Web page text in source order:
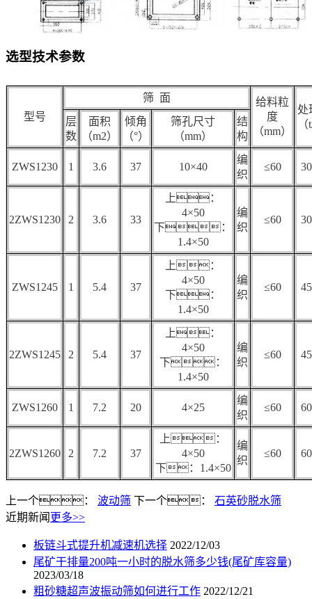
选型技术参数
型号
筛 面
给料粒
度
（mm）
处
层
数
面积
（m2）
倾角
（°）
筛孔尺寸
（mm）
结
构
ZWS1230 1 3.6 37 10×40
编
织
≤60
2ZWS1230 2 3.6 33
上：
4×50
下：
1.4×50
编
织
≤60
ZWS1245 1 5.4 37
上：
4×50
下：
1.4×50
编
织
≤60
2ZWS1245 2 5.4 37
上：
4×50
下：
1.4×50
编
织
≤60
ZWS1260 1 7.2 20 4×25
编
织
≤60
2ZWS1260 2 7.2 37
上：
4×50
下：1.4×50
编
织
≤60
上一个： 波动筛 下一个： 石英砂脱水筛
近期新闻 更多>>
板链斗式提升机减速机选择 2022/12/03
尾矿干排量200吨一小时的脱水筛多少钱(尾矿库容量)
2023/03/18
粗砂糖超声波振动筛如何进行工作 2022/12/21